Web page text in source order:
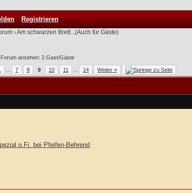
Registrieren
›Am schwarzen Brett...(Auch für Gäste)
ansehen: 2 Gast/Gäste
7 8 9 10 11 14 Weiter »
o.Fi. bei Pfeifen-Behrend